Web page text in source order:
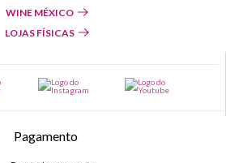
WINE MÉXICO
LOJAS FÍSICAS
Pagamento